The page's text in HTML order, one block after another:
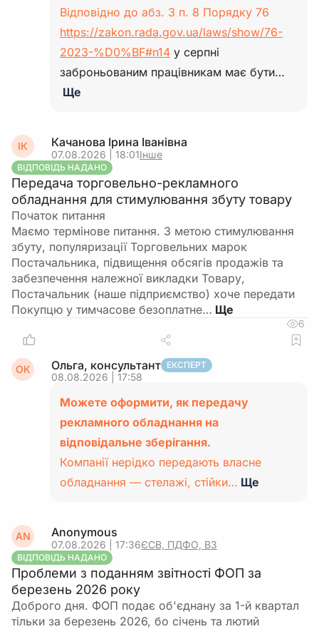
Відповідно до абз. 3 п. 8 Порядку 76
https://zakon.rada.gov.ua/laws/show/76-
2023-%D0%BF#n14 у серпні
заброньованим працівникам має бути…
Ще
ІК Качанова Ірина Іванівна
07.08.2026 | 18:01Інше
ВІДПОВІДЬ НАДАНО
Передача торговельно-рекламного
обладнання для стимулювання збуту товару
Початок питання
Маємо термінове питання. З метою стимулювання
збуту, популяризації Торговельних марок
Постачальника, підвищення обсягів продажів та
забезпечення належної викладки Товару,
Постачальник (наше підприємство) хоче передати
Покупцю у тимчасове безоплатне…
6
ОК Ольга, консультант ЕКСПЕРТ
08.08.2026 | 17:58
Можете оформити, як передачу
рекламного обладнання на
відповідальне зберігання.
Компанії нерідко передають власне
обладнання — стелажі, стійки… Ще
AN Anonymous
07.08.2026 | 17:36ЄСВ, ПДФО, ВЗ
ВІДПОВІДЬ НАДАНО
Проблеми з поданням звітності ФОП за
березень 2026 року
Доброго дня. ФОП подає об'єднану за 1-й квартал
тільки за березень 2026, бо січень та лютий